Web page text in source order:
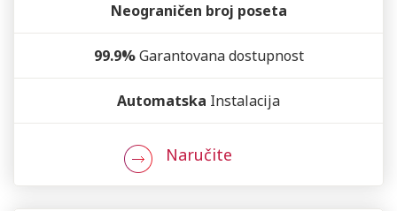
Neograničen broj poseta
99.9%Garantovana dostupnost
Automatska Instalacija
Naručite